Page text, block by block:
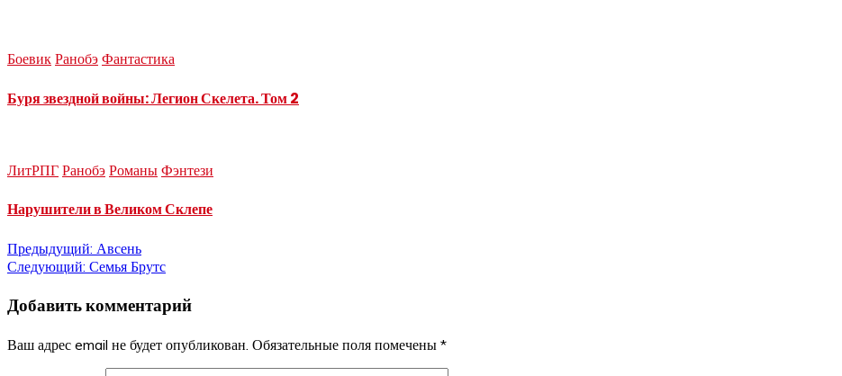
Боевик Ранобэ Фантастика
Буря звездной войны: Легион Скелета. Том 2
ЛитРПГ Ранобэ Романы Фэнтези
Нарушители в Великом Склепе
Навигация
записям
Предыдущий: Авсень
Следующий: Семья Брутс
Добавить комментарий
Ваш адрес email не будет опубликован. Обязательные поля помечены *